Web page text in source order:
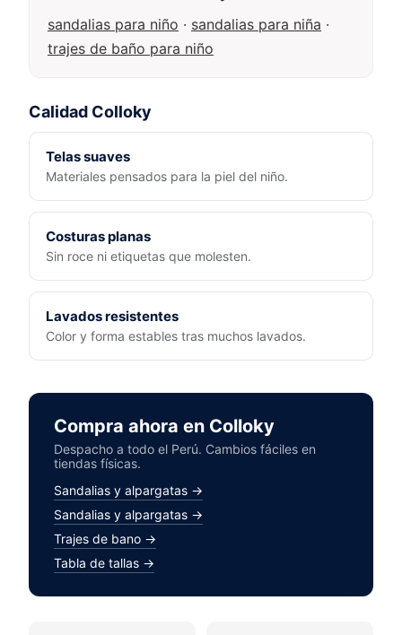
sandalias para niño · sandalias para niña ·
trajes de baño para niño
Calidad Colloky
Telas suaves
Materiales pensados para la piel del niño.
Costuras planas
Sin roce ni etiquetas que molesten.
Lavados resistentes
Color y forma estables tras muchos lavados.
Compra ahora en Colloky
Despacho a todo el Perú. Cambios fáciles en
tiendas físicas.
Sandalias y alpargatas →
Sandalias y alpargatas →
Trajes de bano →
Tabla de tallas →